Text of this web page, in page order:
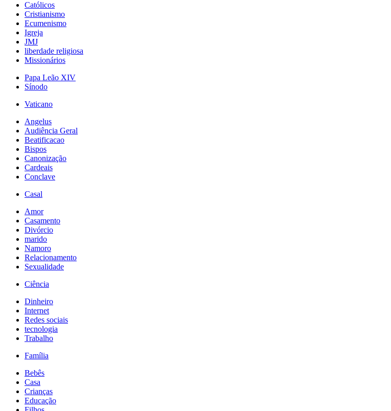
Católicos
Cristianismo
Ecumenismo
Igreja
JMJ
liberdade religiosa
Missionários
Papa Leão XIV
Sínodo
Vaticano
Angelus
Audiência Geral
Beatificacao
Bispos
Canonização
Cardeais
Conclave
Casal
Amor
Casamento
Divórcio
marido
Namoro
Relacionamento
Sexualidade
Ciência
Dinheiro
Internet
Redes sociais
tecnologia
Trabalho
Família
Bebês
Casa
Crianças
Educação